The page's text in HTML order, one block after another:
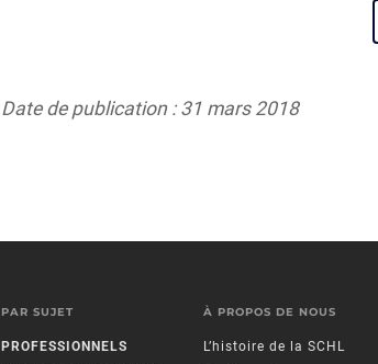
Date de publication : 31 mars 2018
PAR SUJET
PROFESSIONNELS
À PROPOS DE NOUS
L’histoire de la SCHL